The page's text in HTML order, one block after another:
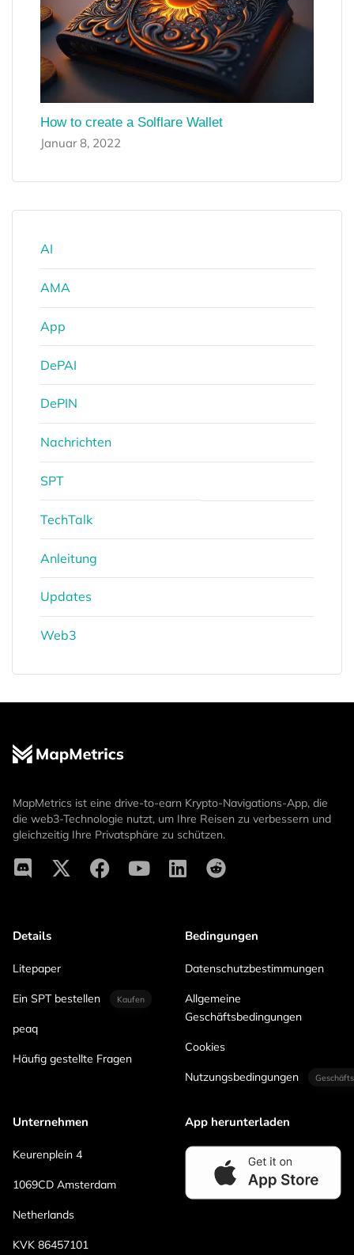
How to create a Solflare Wallet
Januar 8, 2022
AI
AMA
App
DePAI
DePIN
Nachrichten
SPT
TechTalk
Anleitung
Updates
Web3
MapMetrics ist eine drive-to-earn Krypto-Navigations-App, die
die web3-Technologie nutzt, um Ihre Reisen zu verbessern und
gleichzeitig Ihre Privatsphäre zu schützen.
Details
Litepaper
Ein SPT bestellen Kaufen
peaq
Häufig gestellte Fragen
Bedingungen
Datenschutzbestimmungen
Allgemeine
Geschäftsbedingungen
Cookies
Nutzungsbedingungen
Unternehmen
Keurenplein 4
1069CD Amsterdam
Netherlands
KVK 86457101
App herunterladen